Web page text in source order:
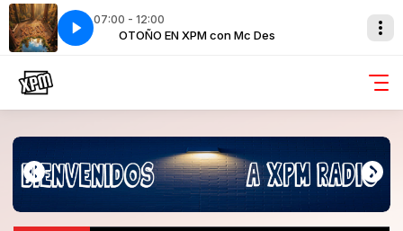
07:00 - 12:00
OTOÑO EN XPM con Mc Des